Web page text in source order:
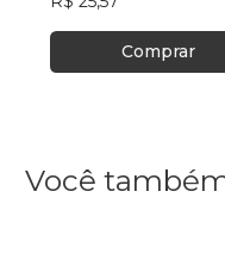
Comprar
Você